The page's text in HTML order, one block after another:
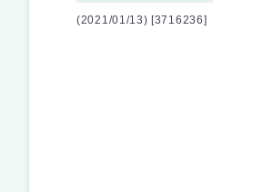
(2021/01/13) [3716236]